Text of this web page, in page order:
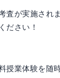
査が実施され
ださい！
授業体験を随